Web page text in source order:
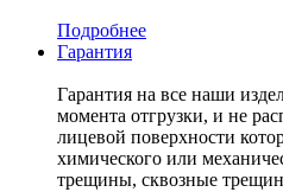
Подробнее
Гарантия
Гарантия на все наши
момента отгрузки, и не
лицевой поверхности
химического или
трещины, сквозные